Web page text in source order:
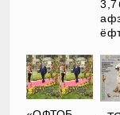
3,7